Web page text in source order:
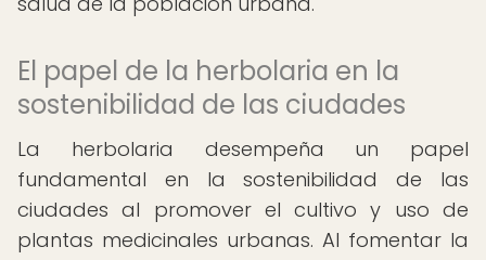
El papel de la herbolaria en la
sostenibilidad de las ciudades
La herbolaria desempeña un papel
fundamental en la sostenibilidad de las
ciudades al promover el cultivo y uso de
plantas medicinales urbanas. Al fomentar la